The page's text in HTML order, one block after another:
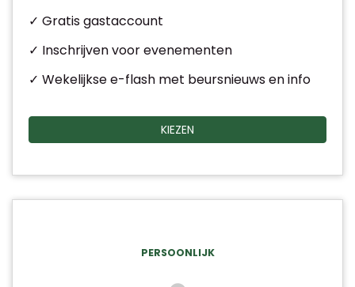
✓ Gratis gastaccount
✓ Inschrijven voor evenementen
✓ Wekelijkse e-flash met beursnieuws en info
KIEZEN
PERSOONLIJK